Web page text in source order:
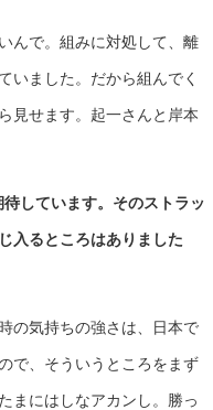
んで。組みに対処して、離
いました。だから組んでく
見せます。起一さんと岸本
しています。そのストラッ
入るところはありました
の気持ちの強さは、日本で
で、そういうところをまず
まにはしなアカンし。勝っ